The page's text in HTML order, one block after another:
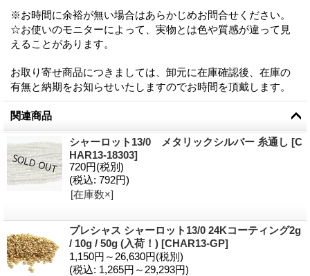
※お時間に余裕が無い場合はあらかじめお問合せください。
☆お使いのモニターによって、実物とは色や質感が違って見
えることがあります。
お取り寄せ商品につきましては、卸元に在庫確認後、在庫の
有無と納期をお知らせいたしますのでお時間を頂戴します。
関連商品
シャーロット13/0 メタリックシルバー 糸通し [C
HAR13-18303]
720円(税別)
(税込: 792円)
[在庫数×]
プレシャス シャーロット13/0 24Kコーティング2g
/ 10g / 50g (入荷！) [CHAR13-GP]
1,150円～26,630円(税別)
(税込: 1,265円～29,293円)